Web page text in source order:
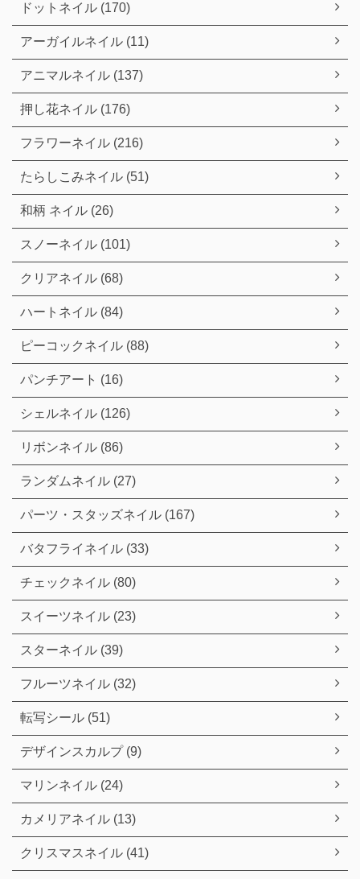
ドットネイル (170)
アーガイルネイル (11)
アニマルネイル (137)
押し花ネイル (176)
フラワーネイル (216)
たらしこみネイル (51)
和柄 ネイル (26)
スノーネイル (101)
クリアネイル (68)
ハートネイル (84)
ピーコックネイル (88)
パンチアート (16)
シェルネイル (126)
リボンネイル (86)
ランダムネイル (27)
パーツ・スタッズネイル (167)
バタフライネイル (33)
チェックネイル (80)
スイーツネイル (23)
スターネイル (39)
フルーツネイル (32)
転写シール (51)
デザインスカルプ (9)
マリンネイル (24)
カメリアネイル (13)
クリスマスネイル (41)